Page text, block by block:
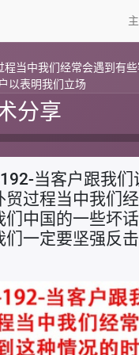
当中我们经常会遇到有
以表明我们立场
分享
当客户跟我
贸过程当中我们
们中国的一些坏
们一定要坚强反